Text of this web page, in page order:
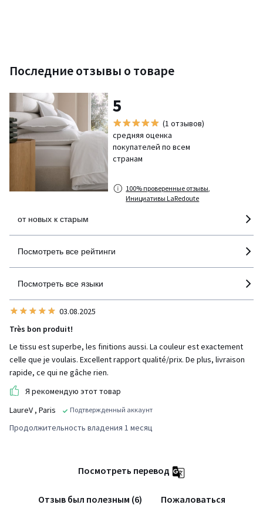
Последние отзывы о товаре
5
(1 отзывов)
средняя оценка
покупателей по всем
странам
100% проверенные отзывы,
Инициативы LaRedoute
от новых к старым
Посмотреть все рейтинги
Посмотреть все языки
03.08.2025
Très bon produit!
Le tissu est superbe, les finitions aussi. La couleur est exactement
celle que je voulais. Excellent rapport qualité/prix. De plus, livraison
rapide, ce qui ne gâche rien.
Я рекомендую этот товар
LaureV , Paris Подтвержденный аккаунт
Продолжительность владения 1 месяц
Посмотреть перевод
Отзыв был полезным (6) Пожаловаться